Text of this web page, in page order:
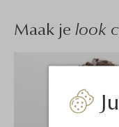
Maak je look